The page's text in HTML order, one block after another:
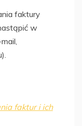
faktury
w
faktur i ich